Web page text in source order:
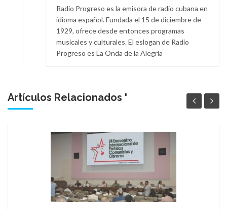
Radio Progreso es la emisora de radio cubana en
idioma español. Fundada el 15 de diciembre de
1929, ofrece desde entonces programas
musicales y culturales. El eslogan de Radio
Progreso es La Onda de la Alegría
Artículos Relacionados '